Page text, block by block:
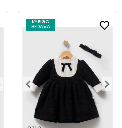
KARGO
BEDAVA